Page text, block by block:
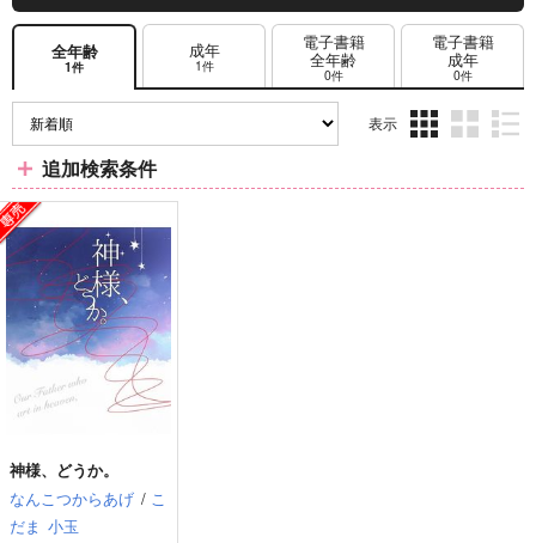
全年齢
1件
成年
1件
電子書籍
全年齢
0件
電子書籍
成年
0件
表示
ム
ム
ム
追加検索条件
神様、どうか。
なんこつからあげ / こ
だま 小玉